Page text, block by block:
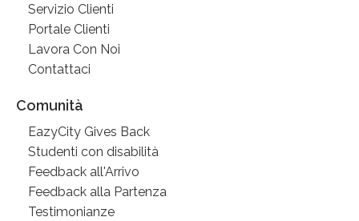
Servizio Clienti
Portale Clienti
Lavora Con Noi
Contattaci
Comunità
EazyCity Gives Back
Studenti con disabilità
Feedback all'Arrivo
Feedback alla Partenza
Testimonianze